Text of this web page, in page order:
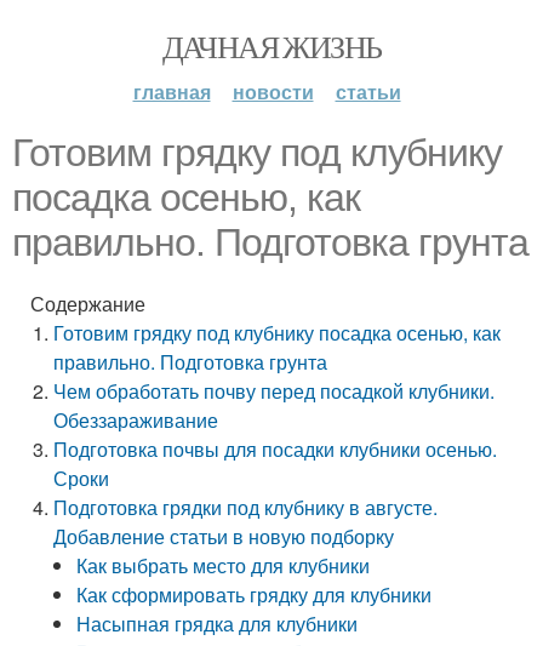
ДАЧНАЯ ЖИЗНЬ
главная новости статьи
Готовим грядку под клубнику
посадка осенью, как
правильно. Подготовка грунта
Содержание
Готовим грядку под клубнику посадка осенью, как
правильно. Подготовка грунта
Чем обработать почву перед посадкой клубники.
Обеззараживание
Подготовка почвы для посадки клубники осенью.
Сроки
Подготовка грядки под клубнику в августе.
Добавление статьи в новую подборку
Как выбрать место для клубники
Как сформировать грядку для клубники
Насыпная грядка для клубники